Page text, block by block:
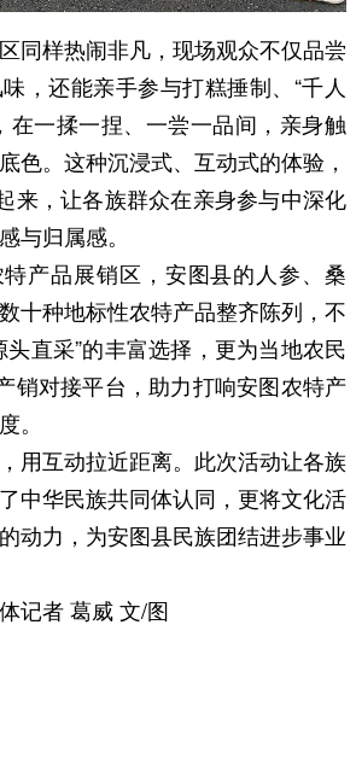
同样热闹非凡，现场观众不仅品尝
，还能亲手参与打糕捶制、“千人
在一揉一捏、一尝一品间，亲身触
色。这种沉浸式、互动式的体验，
来，让各族群众在亲身参与中深化
与归属感。
产品展销区，安图县的人参、桑
十种地标性农特产品整齐陈列，不
直采”的丰富选择，更为当地农民
销对接平台，助力打响安图农特产
。
用互动拉近距离。此次活动让各族
中华民族共同体认同，更将文化活
动力，为安图县民族团结进步事业
记者 葛威 文/图